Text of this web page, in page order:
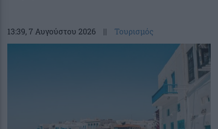
13:39, 7 Αυγούστου 2026 || Τουρισμός